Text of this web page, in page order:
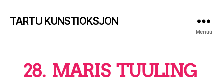
TARTU KUNSTIOKSJON
Menüü
28. MARIS TUULING